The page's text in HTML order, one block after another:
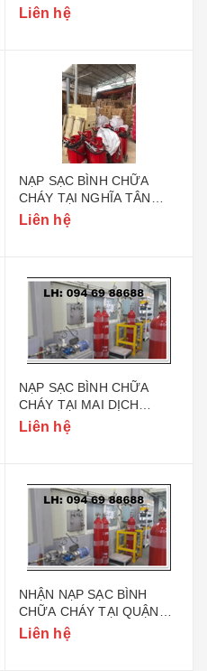
QUẬN CẦU GIẤY HÀ NỘI
Liên hệ
NẠP SẠC BÌNH CHỮA
CHÁY TẠI NGHĨA TÂN
QUẬN CẦU GIẤY HÀ NỘI
Liên hệ
NẠP SẠC BÌNH CHỮA
CHÁY TẠI MAI DỊCH
QUẬN CẦU GIẤY HÀ NỘI
Liên hệ
NHẬN NẠP SẠC BÌNH
CHỮA CHÁY TẠI QUẬN
CẦU GIẤY HÀ NỘI
Liên hệ